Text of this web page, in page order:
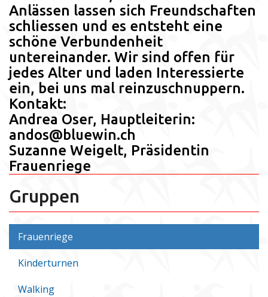
Anlässen lassen sich Freundschaften
schliessen und es entsteht eine
schöne Verbundenheit
untereinander. Wir sind offen für
jedes Alter und laden Interessierte
ein, bei uns mal reinzuschnuppern.
Kontakt:
Andrea Oser, Hauptleiterin:
andos@bluewin.ch
Suzanne Weigelt, Präsidentin
Frauenriege
Gruppen
Frauenriege
Kinderturnen
Walking